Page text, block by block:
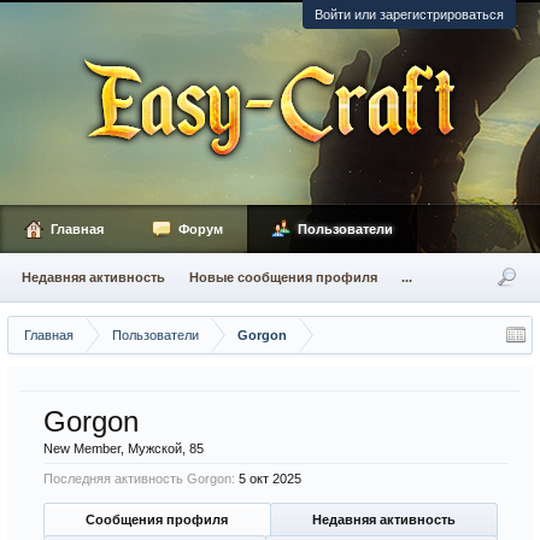
Войти или зарегистрироваться
Главная Пользователи Gorgon
Gorgon
New Member, Мужской, 85
Последняя активность Gorgon: 5 окт 2025
Сообщения профиля Недавняя активность
Главная Форум Пользователи
Недавняя активность Новые сообщения профиля ...